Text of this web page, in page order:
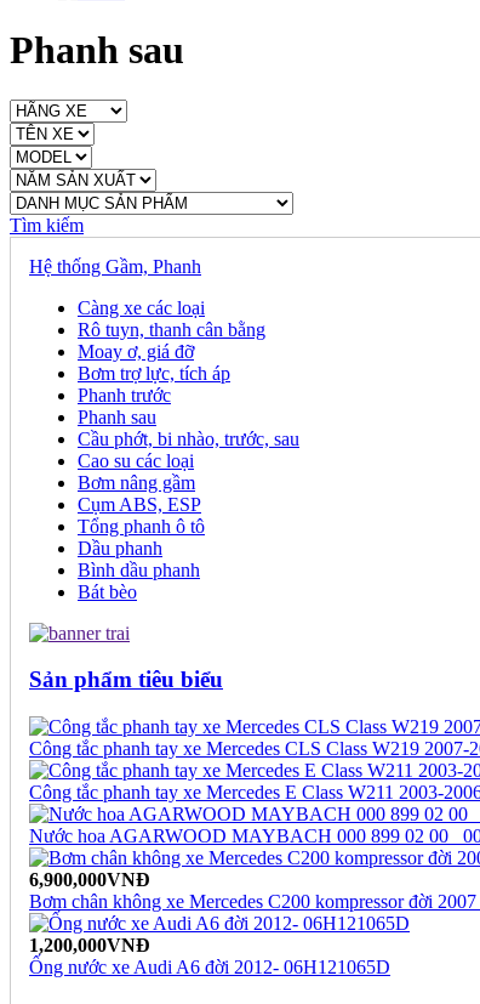
Phanh sau
Tìm kiếm
Hệ thống Gầm, Phanh
Càng xe các loại
Rô tuyn, thanh cân bằng
Moay ơ, giá đỡ
Bơm trợ lực, tích áp
Phanh trước
Phanh sau
Cầu phớt, bi nhào, trước, sau
Cao su các loại
Bơm nâng gầm
Cụm ABS, ESP
Tổng phanh ô tô
Dầu phanh
Bình dầu phanh
Bát bèo
Sản phẩm tiêu biểu
Công tắc phanh tay xe Mercedes CLS Class W219 2007-
Công tắc phanh tay xe Mercedes E Class W211 2003-
Nước hoa AGARWOOD MAYBACH 000 899 02 00_
6,900,000VNĐ
Bơm chân không xe Mercedes C200 kompressor đời
1,200,000VNĐ
Ống nước xe Audi A6 đời 2012- 06H121065D